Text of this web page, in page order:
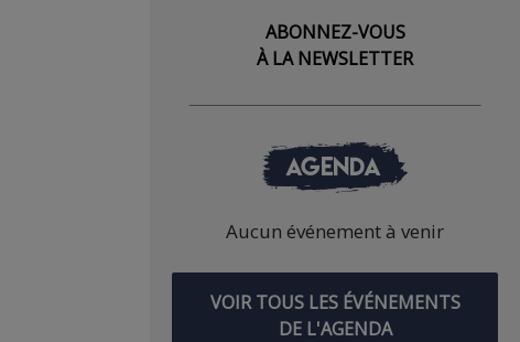
ABONNEZ-VOUS
À LA NEWSLETTER
AGENDA
Aucun événement à venir
VOIR TOUS LES ÉVÉNEMENTS
DE L'AGENDA